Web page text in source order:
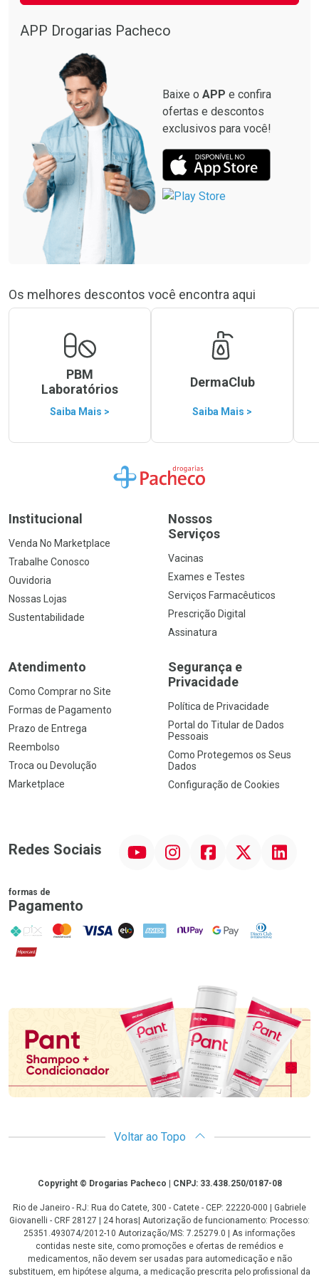
APP Drogarias Pacheco
Baixe o APP e confira
ofertas e descontos
exclusivos para você!
Os melhores descontos você encontra aqui
PBM
Laboratórios
Saiba Mais >
DermaClub
Saiba Mais >
Ir para a Home
Institucional
Venda No Marketplace
Trabalhe Conosco
Ouvidoria
Nossas Lojas
Sustentabilidade
Nossos
Serviços
Vacinas
Exames e Testes
Serviços Farmacêuticos
Prescrição Digital
Assinatura
Atendimento
Como Comprar no Site
Formas de Pagamento
Prazo de Entrega
Reembolso
Troca ou Devolução
Marketplace
Segurança e
Privacidade
Política de Privacidade
Portal do Titular de Dados
Pessoais
Como Protegemos os Seus
Dados
Configuração de Cookies
Redes Sociais InstagramFacebook Linkedin
formas de
Pagamento
PIX MasterCard
VISA ELO AMEX NuPay Google PayDiners Club
Hipercard
Promoção em Destaque
Voltar ao Topo
CopyrightCopyright © Drogarias Pacheco | CNPJ: 33.438.250/0187-08
Rio de Janeiro - RJ: Rua do Catete, 300 - Catete - CEP: 22220-000 | Gabriele
Giovanelli - CRF 28127 | 24 horas| Autorização de funcionamento: Processo:
25351.493074/2012-10 Autorização/MS: 7.25279.0 | As informações
contidas neste site, como promoções e ofertas de remédios e
medicamentos, não devem ser usadas para automedicação e não
substituem, em hipótese alguma, a medicação prescrita pelo profissional da